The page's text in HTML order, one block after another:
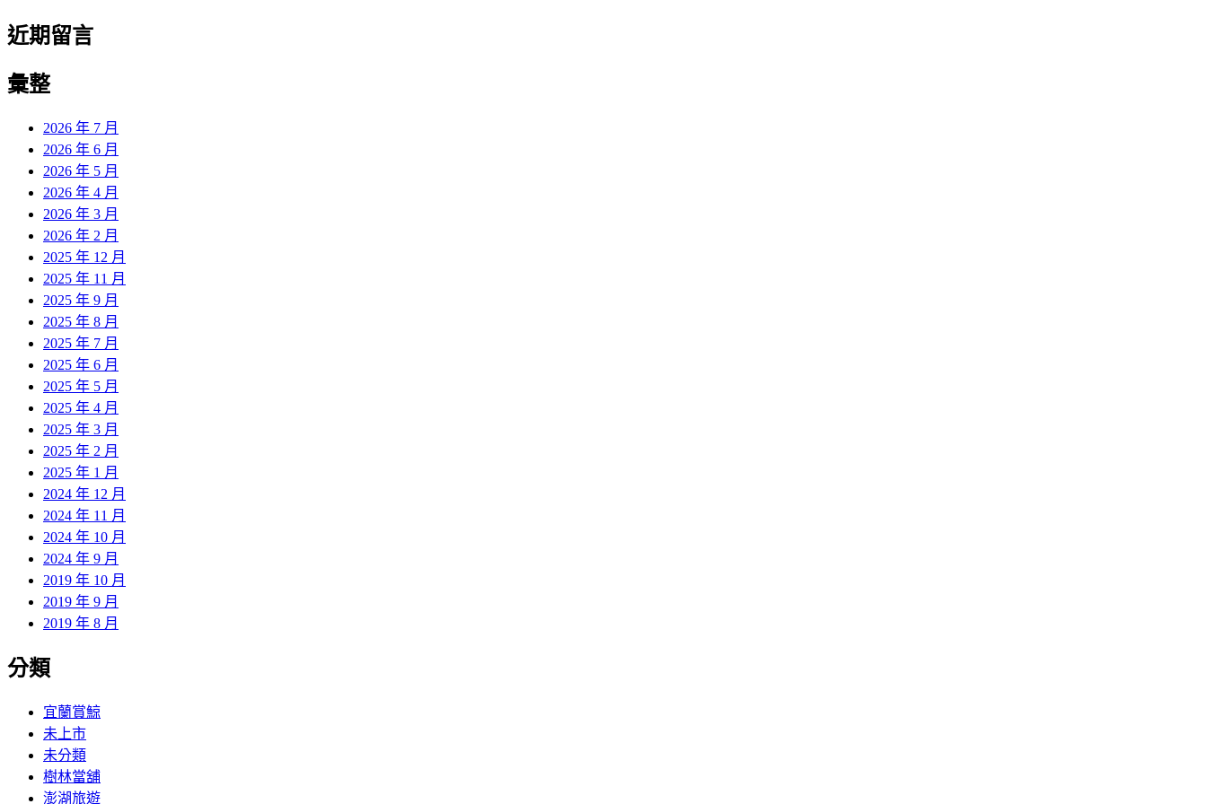
近期留言
彙整
2026 年 7 月
2026 年 6 月
2026 年 5 月
2026 年 4 月
2026 年 3 月
2026 年 2 月
2025 年 12 月
2025 年 11 月
2025 年 9 月
2025 年 8 月
2025 年 7 月
2025 年 6 月
2025 年 5 月
2025 年 4 月
2025 年 3 月
2025 年 2 月
2025 年 1 月
2024 年 12 月
2024 年 11 月
2024 年 10 月
2024 年 9 月
2019 年 10 月
2019 年 9 月
2019 年 8 月
分類
宜蘭賞鯨
未上市
未分類
樹林當舖
澎湖旅遊